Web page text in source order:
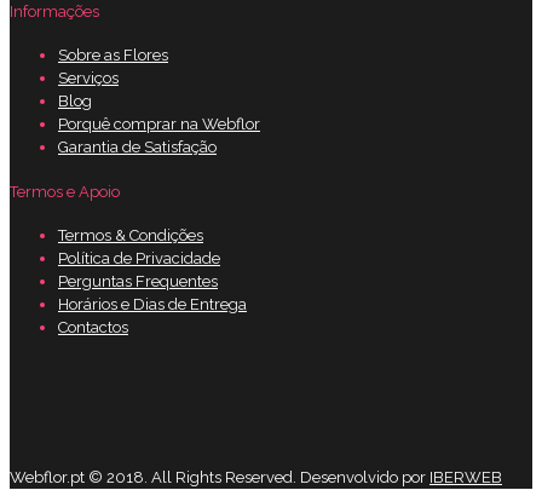
Informações
Sobre as Flores
Serviços
Blog
Porquê comprar na Webflor
Garantia de Satisfação
Termos e Apoio
Termos & Condições
Política de Privacidade
Perguntas Frequentes
Horários e Dias de Entrega
Contactos
Webflor.pt © 2018. All Rights Reserved. Desenvolvido por IBERWEB